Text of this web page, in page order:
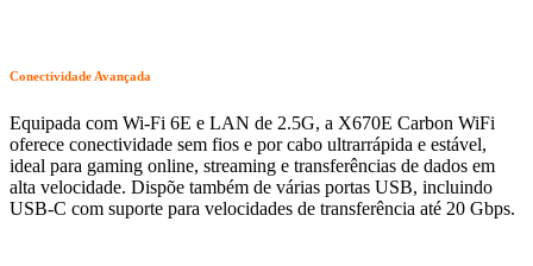
Conectividade Avançada
Equipada com Wi-Fi 6E e LAN de 2.5G, a X670E Carbon WiFi
oferece conectividade sem fios e por cabo ultrarrápida e estável,
ideal para gaming online, streaming e transferências de dados em
alta velocidade. Dispõe também de várias portas USB, incluindo
USB-C com suporte para velocidades de transferência até 20 Gbps.